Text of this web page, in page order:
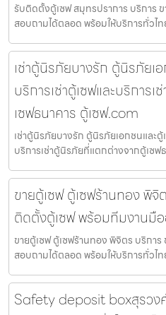
รับติดตั้งตู้เซฟ สมุทรปราการ บริการ
สอบถามได้ตลอด พร้อมให้บริการทั่วไ
เช่าตู้นิรภัยบางรัก ตู้นิรภัยเ
บริการเช่าตู้เซฟและบริการ
เซฟธนาคาร ตู้เซฟ.com
เช่าตู้นิรภัยบางรัก ตู้นิรภัยเอกชนและตู้
บริการเช่าตู้นิรภัยที่แตกต่างจากตู้เซฟ
ขายตู้เซฟ ตู้เซฟร้านทอง พิ
ติดตั้งตู้เซฟ พร้อมทีมงานมื
ขายตู้เซฟ ตู้เซฟร้านทอง พิจิตร บริกา
สอบถามได้ตลอด พร้อมให้บริการทั่วไ
Safety deposit boxสุรวง